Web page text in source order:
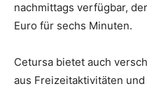
nachmittags verfügbar,
Euro für sechs Minuten.
Cetursa bietet auch
aus Freizeitaktivitäten